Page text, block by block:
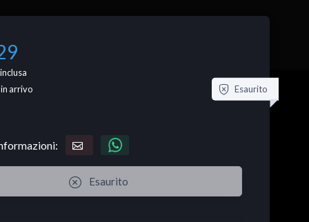
arrivo
Esaurito
Esaurito